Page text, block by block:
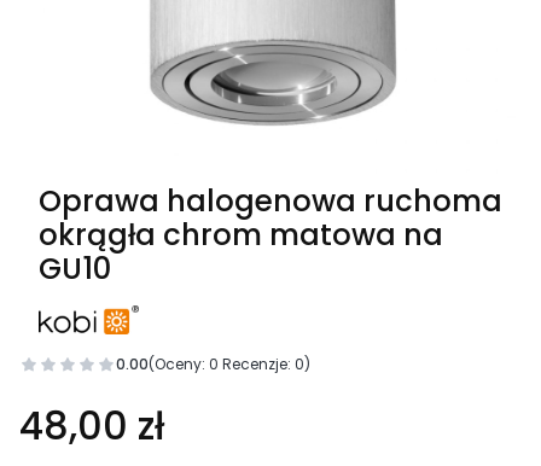
Oprawa halogenowa ruchoma
okrągła chrom matowa na
GU10
0.00(Oceny: 0 Recenzje: 0)
48,00 zł